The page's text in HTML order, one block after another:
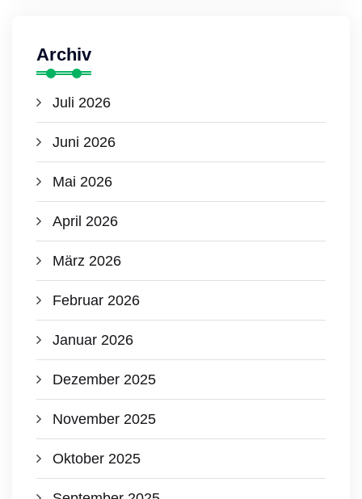
Archiv
Juli 2026
Juni 2026
Mai 2026
April 2026
März 2026
Februar 2026
Januar 2026
Dezember 2025
November 2025
Oktober 2025